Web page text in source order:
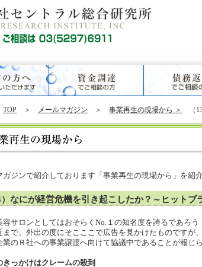
TOP ＞ メールマガジン ＞ 事業再生の現場から ＞ （
ガジンで紹介しております「事業再生の現場から」を紹
）なにが経営危機を引き起こしたか？～ヒットブ
容サロンとしてはおそらくNo.１の知名度を誇るであろう
まで、外出の度にそこここで広告を見かけたものですが
業のＲ社への事業譲渡へ向けて協議中であることが報じら
きっかけはクレームの殺到